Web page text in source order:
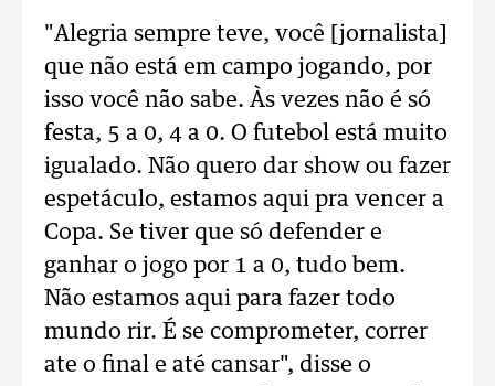
"Alegria sempre teve, você [jornalista]
que não está em campo jogando, por
isso você não sabe. Às vezes não é só
festa, 5 a 0, 4 a 0. O futebol está muito
igualado. Não quero dar show ou fazer
espetáculo, estamos aqui pra vencer a
Copa. Se tiver que só defender e
ganhar o jogo por 1 a 0, tudo bem.
Não estamos aqui para fazer todo
mundo rir. É se comprometer, correr
ate o final e até cansar", disse o